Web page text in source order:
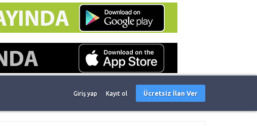
Giriş yap Kayıt ol Ücretsiz İlan Ver